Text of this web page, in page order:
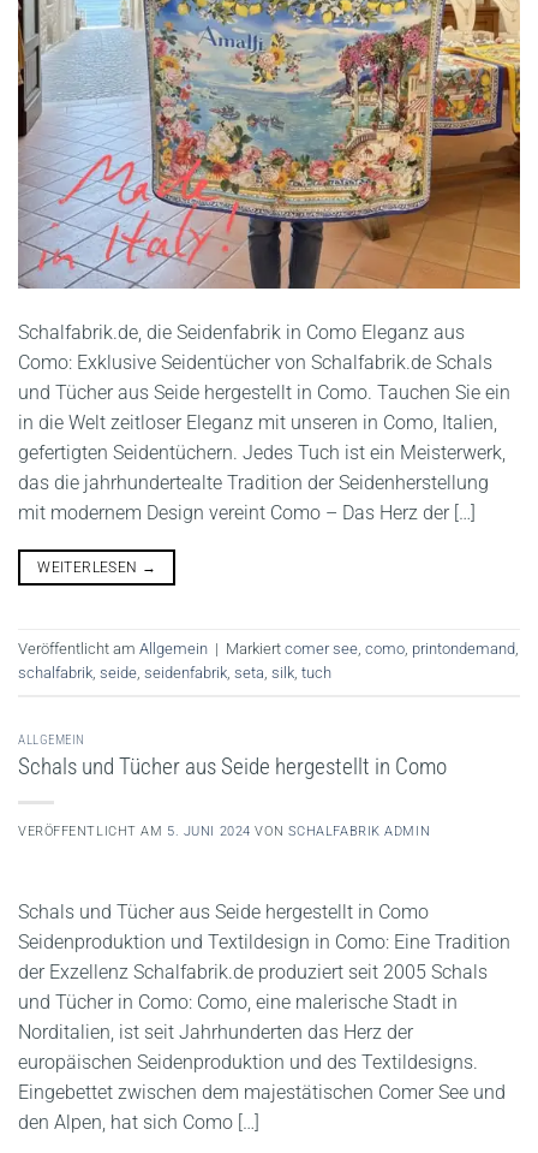
Schalfabrik.de, die Seidenfabrik in Como Eleganz aus
Como: Exklusive Seidentücher von Schalfabrik.de Schals
und Tücher aus Seide hergestellt in Como. Tauchen Sie ein
in die Welt zeitloser Eleganz mit unseren in Como, Italien,
gefertigten Seidentüchern. Jedes Tuch ist ein Meisterwerk,
das die jahrhundertealte Tradition der Seidenherstellung
mit modernem Design vereint Como – Das Herz der […]
WEITERLESEN →
Veröffentlicht am Allgemein | Markiert comer see como printondemand
schalfabrik seide seidenfabrik seta silk tuch
ALLGEMEIN
Schals und Tücher aus Seide hergestellt in Como
VERÖFFENTLICHT AM 5. JUNI 2024 VON SCHALFABRIK ADMIN
Schals und Tücher aus Seide hergestellt in Como
Seidenproduktion und Textildesign in Como: Eine Tradition
der Exzellenz Schalfabrik.de produziert seit 2005 Schals
und Tücher in Como: Como, eine malerische Stadt in
Norditalien, ist seit Jahrhunderten das Herz der
europäischen Seidenproduktion und des Textildesigns.
Eingebettet zwischen dem majestätischen Comer See und
den Alpen, hat sich Como […]